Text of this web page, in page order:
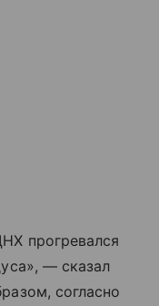
прогревался
— сказал
согласно